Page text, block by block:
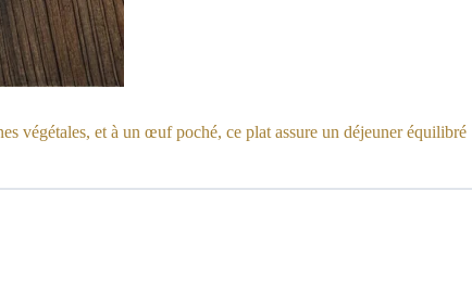
végétales, et à un œuf poché, ce plat assure un déjeuner équilibré